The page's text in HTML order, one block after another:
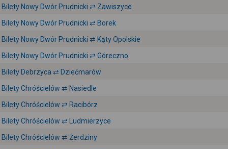
Bilety Nowy Dwór Prudnicki ⇄ Zawiszyce
Bilety Nowy Dwór Prudnicki ⇄ Borek
Bilety Nowy Dwór Prudnicki ⇄ Kąty Opolskie
Bilety Nowy Dwór Prudnicki ⇄ Góreczno
Bilety Debrzyca ⇄ Dziećmarów
Bilety Chróścielów ⇄ Nasiedle
Bilety Chróścielów ⇄ Racibórz
Bilety Chróścielów ⇄ Ludmierzyce
Bilety Chróścielów ⇄ Żerdziny